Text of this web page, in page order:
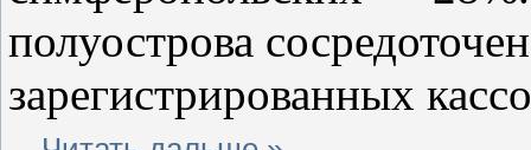
полуострова
зарегистрированных